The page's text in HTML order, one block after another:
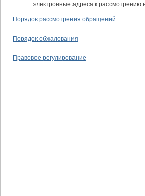
электронные адреса к рассмотрению
Порядок рассмотрения обращений
Порядок обжалования
Правовое регулирование